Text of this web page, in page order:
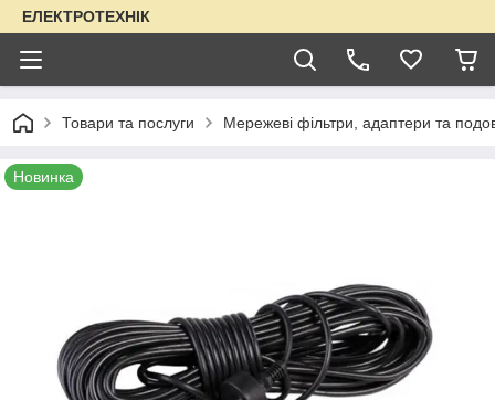
ЕЛЕКТРОТЕХНІК
Товари та послуги Мережеві фільтри, адаптери та
Новинка